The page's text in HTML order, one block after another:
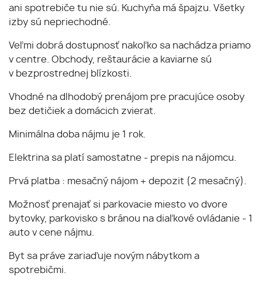
ani spotrebiče tu nie sú. Kuchyňa má špajzu. Všetky
izby sú nepriechodné.
Veľmi dobrá dostupnosť nakoľko sa nachádza priamo
v centre. Obchody, reštaurácie a kaviarne sú
v bezprostrednej blízkosti.
Vhodné na dlhodobý prenájom pre pracujúce osoby
bez detičiek a domácich zvierat.
Minimálna doba nájmu je 1 rok.
Elektrina sa platí samostatne - prepis na nájomcu.
Prvá platba : mesačný nájom + depozit (2 mesačný).
Možnosť prenajať si parkovacie miesto vo dvore
bytovky, parkovisko s bránou na diaľkové ovládanie - 1
auto v cene nájmu.
Byt sa práve zariaďuje novým nábytkom a
spotrebičmi.